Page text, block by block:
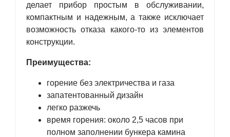
делает прибор простым в обслуживании,
компактным и надежным, а также исключает
возможность отказа какого-то из элементов
конструкции.
Преимущества:
горение без электричества и газа
запатентованный дизайн
легко разжечь
время горения: около 2,5 часов при
полном заполнении бункера камина